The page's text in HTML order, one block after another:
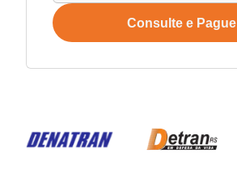
Consulte e Pague